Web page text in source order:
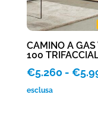
CAMINO A GAS
100
€5.260 - €
esclusa